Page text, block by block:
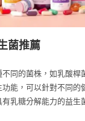
菌推薦
同的菌株，如乳酸桿
能，可以針對不同的
乳糖分解能力的益生